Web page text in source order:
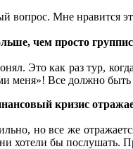
вопрос. Мне нравится
чем просто
Это как раз тур,
меня»! Все должно быть
кризис
но все же
хотели бы послушать.